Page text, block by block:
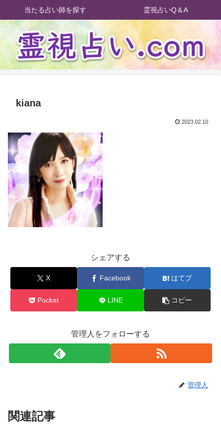
当たる占い師を探す 霊視占いQ＆A
kiana
2023.02.10
シェアする
X Facebook はてブ
Pocket LINE コピー
管理人をフォローする
管理人
関連記事